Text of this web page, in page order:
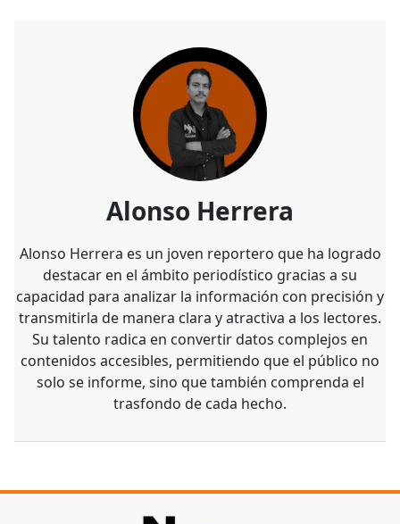
Alonso Herrera
Alonso Herrera es un joven reportero que ha logrado
destacar en el ámbito periodístico gracias a su
capacidad para analizar la información con precisión y
transmitirla de manera clara y atractiva a los lectores.
Su talento radica en convertir datos complejos en
contenidos accesibles, permitiendo que el público no
solo se informe, sino que también comprenda el
trasfondo de cada hecho.